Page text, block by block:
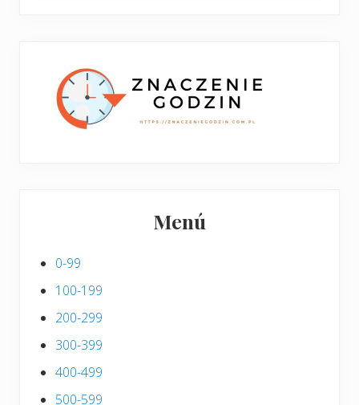
Menú
0-99
100-199
200-299
300-399
400-499
500-599